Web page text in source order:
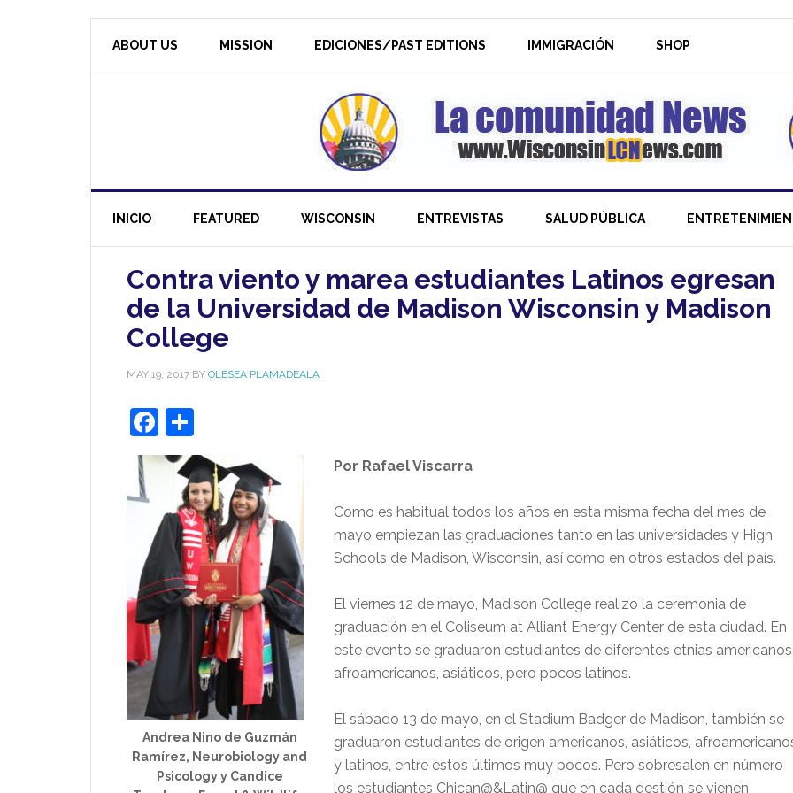
ABOUT US MISSION EDICIONES/PAST EDITIONS IMMIGRACIÓN SHOP
INICIO FEATURED WISCONSIN ENTREVISTAS SALUD PÚBLICA
Contra viento y marea estudiantes Latinos egresan
de la Universidad de Madison Wisconsin y Madison
College
MAY 19, 2017 BY OLESEA PLAMADEALA
Facebook
Andrea Nino de Guzmán
Ramírez, Neurobiology and
Psicology y Candice
Por Rafael Viscarra
Como es habitual todos los años en esta misma fecha del mes de
mayo empiezan las graduaciones tanto en las universidades y High
Schools de Madison, Wisconsin, así como en otros estados del país.
El viernes 12 de mayo, Madison College realizo la ceremonia de
graduación en el Coliseum at Alliant Energy Center de esta ciudad. En
este evento se graduaron estudiantes de diferentes etnias
afroamericanos, asiáticos, pero pocos latinos.
El sábado 13 de mayo, en el Stadium Badger de Madison, también se
graduaron estudiantes de origen americanos, asiáticos,
y latinos, entre estos últimos muy pocos. Pero sobresalen en número
los estudiantes Chican@&Latin@ que en cada gestión se vienen